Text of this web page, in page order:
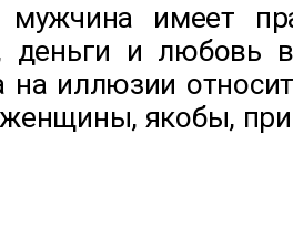
мужчина имеет
деньги и любовь
на иллюзии
женщины, якобы,